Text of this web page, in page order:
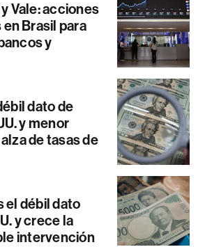
Vale: acciones
Brasil para
y
dato de
y menor
de tasas de
el débil dato
y crece la
intervención